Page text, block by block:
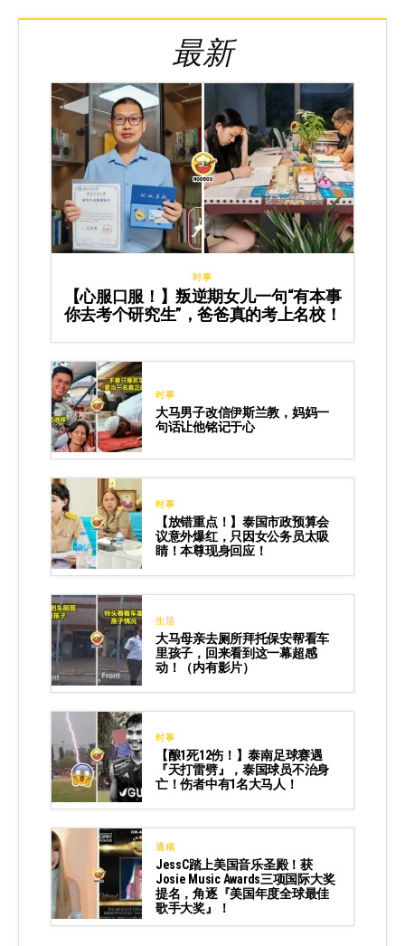
最新
时事
【心服口服！】叛逆期女儿一句“有本事
你去考个研究生”，爸爸真的考上名校！
时事
大马男子改信伊斯兰教，妈妈一
句话让他铭记于心
时事
【放错重点！】泰国市政预算会
议意外爆红，只因女公务员太吸
睛！本尊现身回应！
生活
大马母亲去厕所拜托保安帮看车
里孩子，回来看到这一幕超感
动！（内有影片）
时事
【酿1死12伤！】泰南足球赛遇
『天打雷劈』，泰国球员不治身
亡！伤者中有1名大马人！
通稿
JessC踏上美国音乐圣殿！获
Josie Music Awards三项国际大奖
提名，角逐『美国年度全球最佳
歌手大奖』！